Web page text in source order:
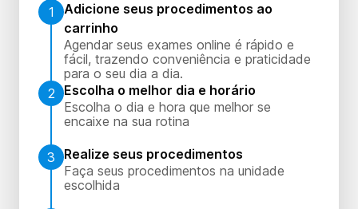
1
Adicione seus procedimentos ao
carrinho
Agendar seus exames online é rápido e
fácil, trazendo conveniência e praticidade
para o seu dia a dia.
2
Escolha o melhor dia e horário
Escolha o dia e hora que melhor se
encaixe na sua rotina
3
Realize seus procedimentos
Faça seus procedimentos na unidade
escolhida